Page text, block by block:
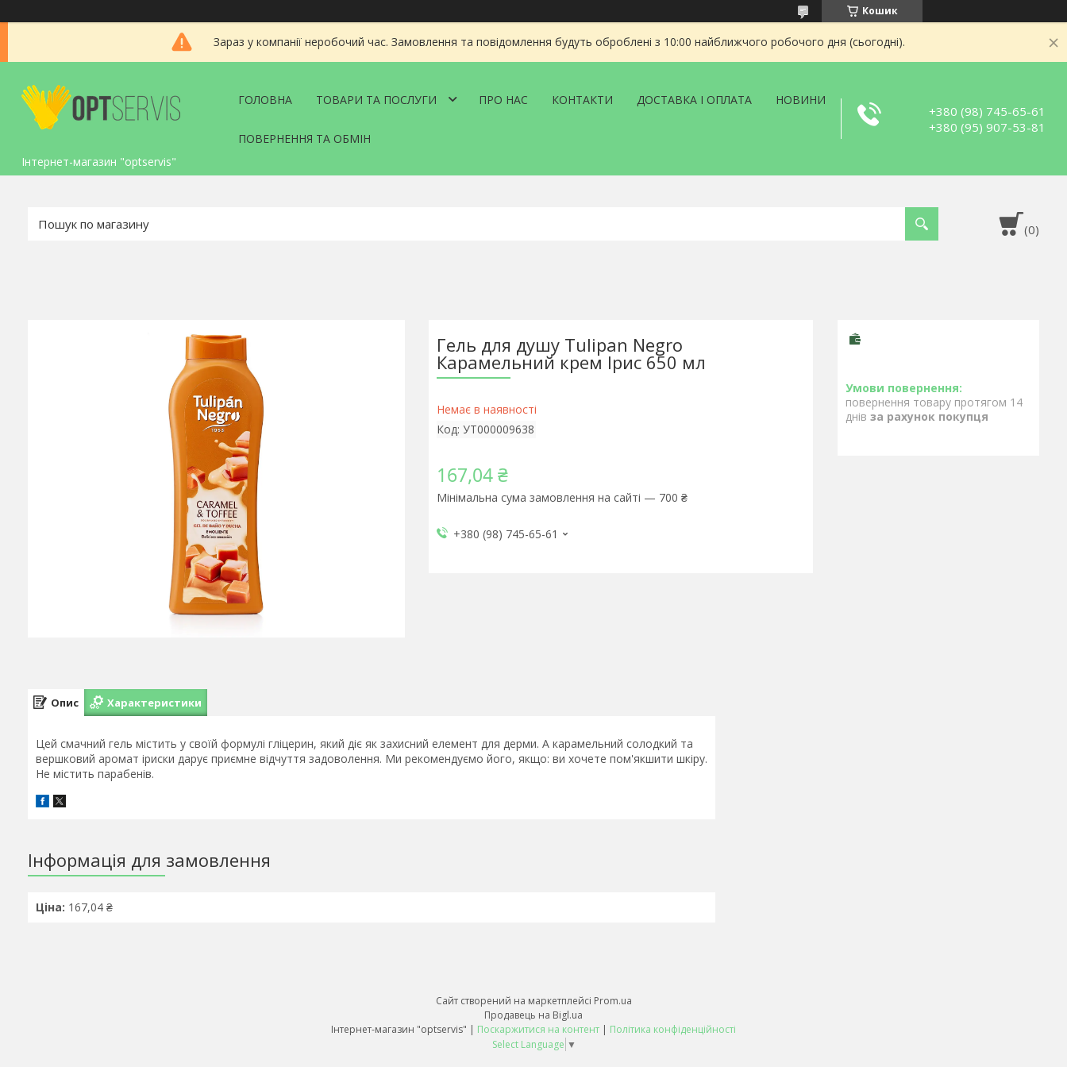
Кошик
Зараз у компанії неробочий час. Замовлення та повідомлення будуть оброблені з 10:00 найближчого робочого дня (сьогодні).
Інтернет-магазин "optservis"
ГОЛОВНА ТОВАРИ ТА ПОСЛУГИ ПРО НАС КОНТАКТИ ДОСТАВКА І ОПЛАТА НОВИНИ
ПОВЕРНЕННЯ ТА ОБМІН
+380 (98) 745-65-61
+380 (95) 907-53-81
Гель для душу Tulipan Negro
Карамельний крем Ірис 650 мл
Немає в наявності
Код: УТ000009638
167,04 ₴
Мінімальна сума замовлення на сайті — 700 ₴
+380 (98) 745-65-61
повернення товару протягом 14
днів за рахунок покупця
Опис Характеристики
Цей смачний гель містить у своїй формулі гліцерин, який діє як захисний елемент для дерми. А карамельний солодкий та
вершковий аромат іриски дарує приємне відчуття задоволення. Ми рекомендуємо його, якщо: ви хочете пом'якшити шкіру.
Не містить парабенів.
Інформація для замовлення
Ціна: 167,04 ₴
Сайт створений на маркетплейсі Prom.ua
Продавець на Bigl.ua
Інтернет-магазин "optservis" | Поскаржитися на контент | Політика конфіденційності
Select Language ▼